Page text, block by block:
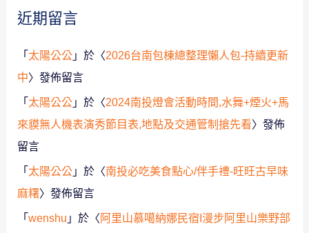
近期留言
「 太陽公公」於〈2026台南包棟總整理懶人包-持續更新
中〉發佈留言
「 太陽公公」於〈2024南投燈會活動時間,水舞+煙火+馬
來貘無人機表演秀節目表,地點及交通管制搶先看〉發佈
留言
「 太陽公公」於〈南投必吃美食點心/伴手禮-旺旺古早味
麻糬〉發佈留言
「 wenshu 」於〈 阿里山慕噶納娜民宿I漫步阿里山樂野部